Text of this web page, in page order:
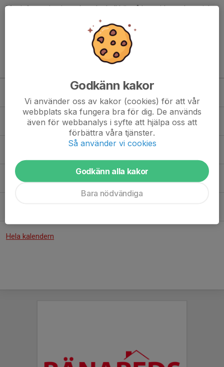
Mer information inom kort, ha koll här på hemsidan och sociala
10:00-15:00
LGM Mästaren 2026
Glommens IP
Tis 11/8
17:00-18:30
Tränings start hösten
Glommens IP
Träning
Sön 16/8
10:00-13:00
Sammandrag Ginstavallen
Ginstavallen
Hela kalendern
Godkänn kakor
Vi använder oss av kakor (cookies) för att vår
webbplats ska fungera bra för dig. De används
även för webbanalys i syfte att hjälpa oss att
förbättra våra tjänster.
Så använder vi cookies
Godkänn alla kakor
Bara nödvändiga